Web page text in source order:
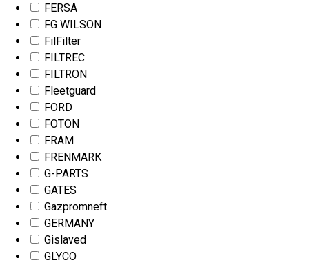
FERSA
FG WILSON
FilFilter
FILTREC
FILTRON
Fleetguard
FORD
FOTON
FRAM
FRENMARK
G-PARTS
GATES
Gazpromneft
GERMANY
Gislaved
GLYCO